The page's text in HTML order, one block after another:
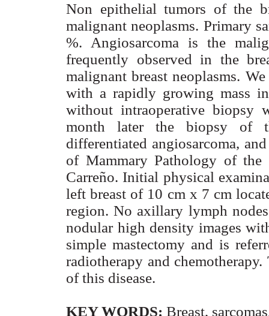
Non epithelial tumors of the
malignant neoplasms. Primary
%. Angiosarcoma is the
frequently observed in the
malignant breast neoplasms.
with a rapidly growing mass
without intraoperative biopsy
month later the biopsy of
differentiated angiosarcoma,
of Mammary Pathology of
Carreño. Initial physical
left breast of 10 cm x 7 cm
region. No axillary lymph
nodular high density images
simple mastectomy and is
radiotherapy and
of this disease.
KEY WORDS: Breast,